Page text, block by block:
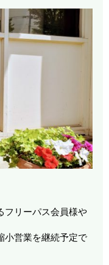
リーパス会員様や
小営業を継続予定で